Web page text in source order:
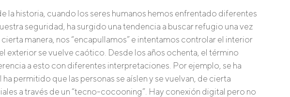
la historia, cuando los seres humanos hemos enfrentado diferentes
seguridad, ha surgido una tendencia a buscar refugio una vez
manera, nos “encapullamos” e intentamos controlar el interior
exterior se vuelve caótico. Desde los años ochenta, el término
a esto con diferentes interpretaciones. Por ejemplo, se ha
permitido que las personas se aíslen y se vuelvan, de cierta
a través de un “tecno-cocooning”. Hay conexión digital pero no